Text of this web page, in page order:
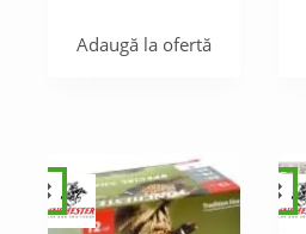
Adaugă la ofertă